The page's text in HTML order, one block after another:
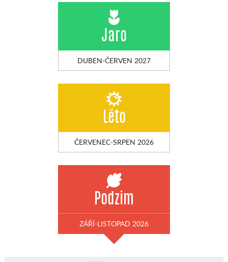
Jaro
DUBEN-ČERVEN 2027
Léto
ČERVENEC-SRPEN 2026
Podzim
ZÁŘÍ-LISTOPAD 2026